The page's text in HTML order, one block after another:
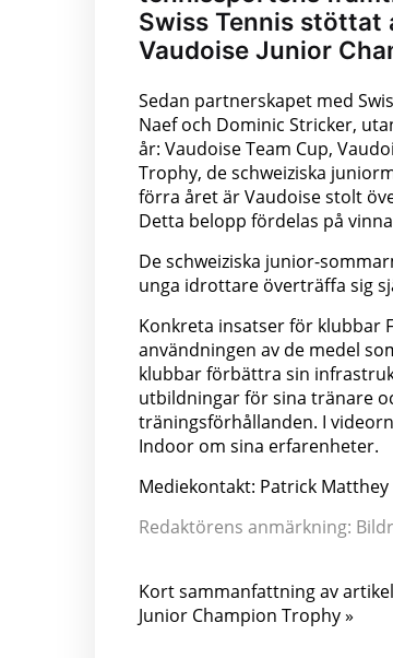
Swiss Tennis stöttat
Vaudoise Junior
Sedan partnerskapet med
Naef och Dominic Stricker,
år: Vaudoise Team Cup,
Trophy, de schweiziska
förra året är Vaudoise stolt
Detta belopp fördelas på
De schweiziska junior-
unga idrottare överträffa sig
Konkreta insatser för klubbar
användningen av de medel
klubbar förbättra sin
utbildningar för sina tränare
träningsförhållanden. I
Indoor om sina erfarenheter.
Mediekontakt: Patrick
Redaktörens anmärkning:
Kort sammanfattning av
Junior Champion Trophy »